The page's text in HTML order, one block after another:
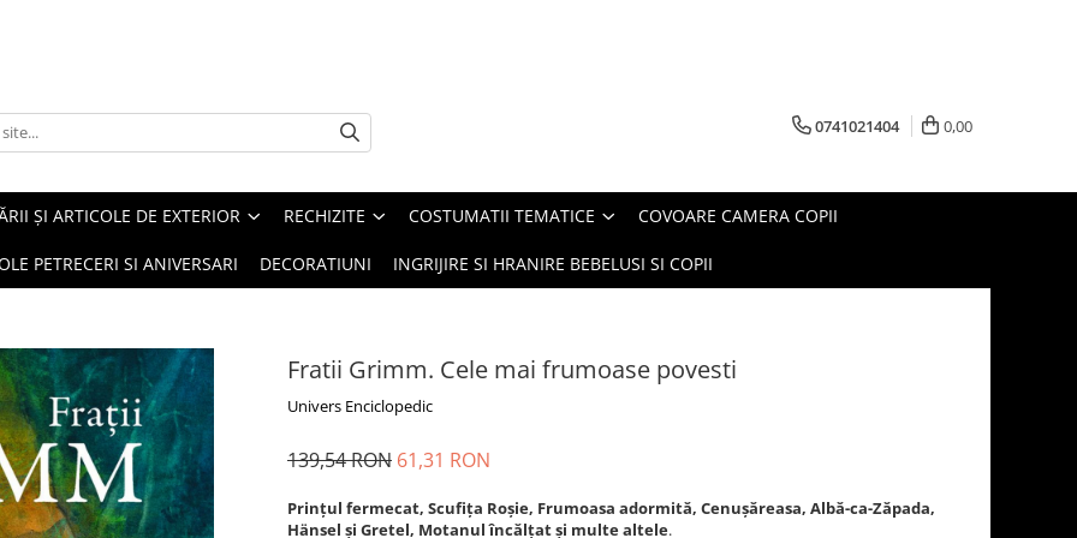
0741021404 0,00
ȘI ARTICOLE DE EXTERIOR RECHIZITE COSTUMATII TEMATICE COVOARE CAMERA COPII
PETRECERI SI ANIVERSARI DECORATIUNI INGRIJIRE SI HRANIRE BEBELUSI SI COPII
Fratii Grimm. Cele mai frumoase povesti
Univers Enciclopedic
139,54 RON 61,31 RON
Prințul fermecat, Scufița Roșie, Frumoasa adormită, Cenușăreasa, Albă-ca-Zăpada,
Hänsel și Gretel, Motanul încălțat și multe altele.